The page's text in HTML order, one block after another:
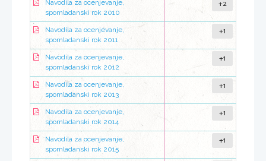
Navodila za ocenjevanje,
spomladanski rok 2010
+2
Navodila za ocenjevanje,
spomladanski rok 2011
+1
Navodila za ocenjevanje,
spomladanski rok 2012
+1
Navodila za ocenjevanje,
spomladanski rok 2013
+1
Navodila za ocenjevanje,
spomladanski rok 2014
+1
Navodila za ocenjevanje,
spomladanski rok 2015
+1